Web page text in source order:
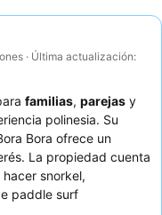
· Última actualización:
familias, parejas y
polinesia. Su
Bora ofrece un
La propiedad cuenta
snorkel,
paddle surf